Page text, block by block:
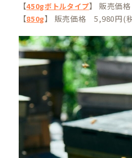
【450gボトルタイプ】 販売価
【850g】 販売価格 5,980円(